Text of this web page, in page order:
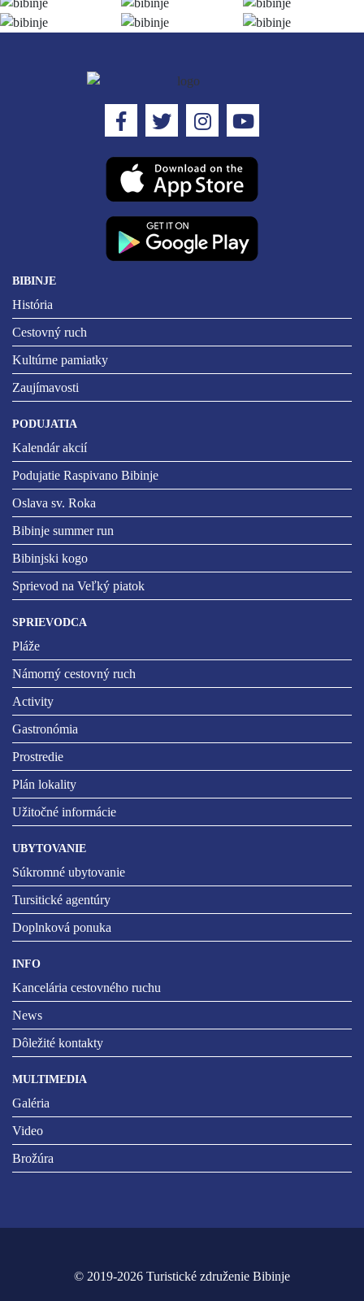
BIBINJE
História
Cestovný ruch
Kultúrne pamiatky
Zaujímavosti
PODUJATIA
Kalendár akcií
Podujatie Raspivano Bibinje
Oslava sv. Roka
Bibinje summer run
Bibinjski kogo
Sprievod na Veľký piatok
SPRIEVODCA
Pláže
Námorný cestovný ruch
Activity
Gastronómia
Prostredie
Plán lokality
Užitočné informácie
UBYTOVANIE
Súkromné ubytovanie
Tursitické agentúry
Doplnková ponuka
INFO
Kancelária cestovného ruchu
News
Dôležité kontakty
MULTIMEDIA
Galéria
Video
Brožúra
© 2019-2026 Turistické združenie Bibinje